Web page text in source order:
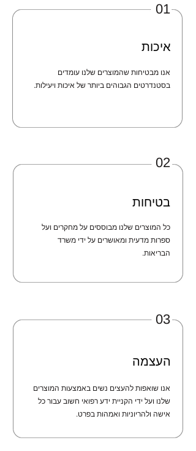
01
אנו מבטיחות שהמוצרים שלנו עומדים
בסטנדרטים הגבוהים ביותר של איכות ויעילות.
איכות
כל המוצרים שלנו מבוססים על מחקרים ועל
ספרות מדעית ומאושרים על ידי משרד
הבריאות.
02
בטיחות
אנו שואפות להעצים נשים באמצעות המוצרים
שלנו ועל ידי הקניית ידע רפואי חשוב עבור כל
אישה ולהריוניות ואמהות בפרט.
03
העצמה